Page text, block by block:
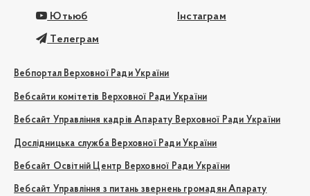
Ютьюб Інстаграм
Телеграм
Вебпортал Верховної Ради України
Вебсайти комітетів Верховної Ради України
Вебсайт Управління кадрів Апарату Верховної Ради України
Дослідницька служба Верховної Ради України
Вебсайт Освітній Центр Верховної Ради України
Вебсайт Управління з питань звернень громадян Апарату